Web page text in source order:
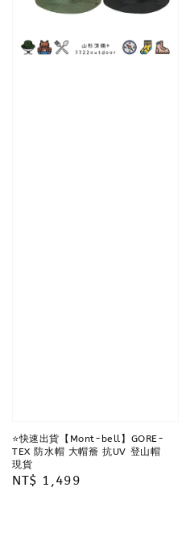
⭐️快速出貨【Mont-bell】GORE-
TEX 防水帽 大帽簷 抗UV 登山帽
現貨
Regular
NT$ 1,499